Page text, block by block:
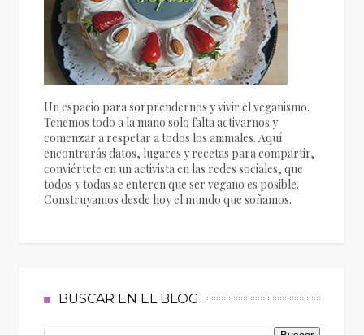
Un espacio para sorprendernos y vivir el veganismo.
Tenemos todo a la mano solo falta activarnos y
comenzar a respetar a todos los animales. Aquí
encontrarás datos, lugares y recetas para compartir,
conviértete en un activista en las redes sociales, que
todos y todas se enteren que ser vegano es posible.
Construyamos desde hoy el mundo que soñamos.
BUSCAR EN EL BLOG